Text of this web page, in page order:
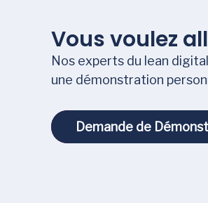
Vous voulez
Nos experts du lean
une démonstration
Demande de
Demande de